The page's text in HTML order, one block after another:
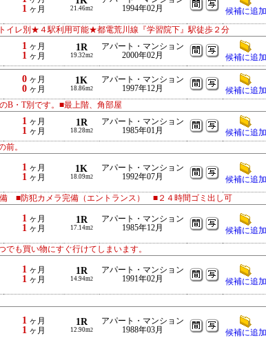
1 ヶ月 21.46m2
1994年02月
候補に追加
レ別★４駅利用可能★都電荒川線『学習院下』駅徒歩２分
1 ヶ月
1 ヶ月
1R
19.32m2
アパート・マンション
2000年02月
候補に追加
0ヶ月
0ヶ月
1K
18.86m2
アパート・マンション
1997年12月
候補に追加
B・T別です。■最上階、角部屋
1 ヶ月
1 ヶ月
1R
18.28m2
アパート・マンション
1985年01月
候補に追加
前。
1 ヶ月
1 ヶ月
1K
18.09m2
アパート・マンション
1992年07月
候補に追加
■防犯カメラ完備（エントランス） ■２４時間ゴミ出し可
1 ヶ月
1 ヶ月
1R
17.14m2
アパート・マンション
1985年12月
候補に追加
も買い物にすぐ行けてしまいます。
1 ヶ月
1 ヶ月
1R
14.94m2
アパート・マンション
1991年02月
候補に追加
1 ヶ月
1 ヶ月
1R
12.90m2
アパート・マンション
1988年03月
候補に追加